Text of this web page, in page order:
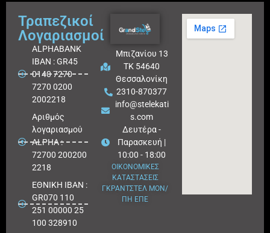
Τραπεζικοί
Λογαριασμοί
ALPHABANK
IBAN : GR45
0140 7270
7270 0200
2002218
Aριθμός
λογαριασμού
ALPHA :
72700 200200
2218
ΕΘΝΙΚΗ ΙΒΑΝ :
GR070 110
251 00000 25
100 328910
Μπιζανίου 13
ΤΚ 54640
Θεσσαλονίκη
2310-870377
info@stelekati
s.com
Δευτέρα -
Παρασκευή |
10:00 - 18:00
ΟΙΚΟΝΟΜΙΚΕΣ
ΚΑΤΑΣΤΑΣΕΙΣ
ΓΚΡΑΝΤΣΤΕΛ ΜΟΝ/
ΠΗ ΕΠΕ